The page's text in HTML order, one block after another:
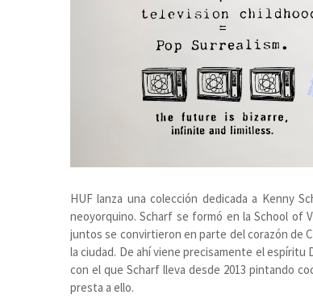
HUF lanza una colección dedicada a Kenny
neoyorquino. Scharf se formó en la School of
juntos se convirtieron en parte del corazón de
la ciudad. De ahí viene precisamente el espíritu
con el que Scharf lleva desde 2013 pintando
presta a ello.